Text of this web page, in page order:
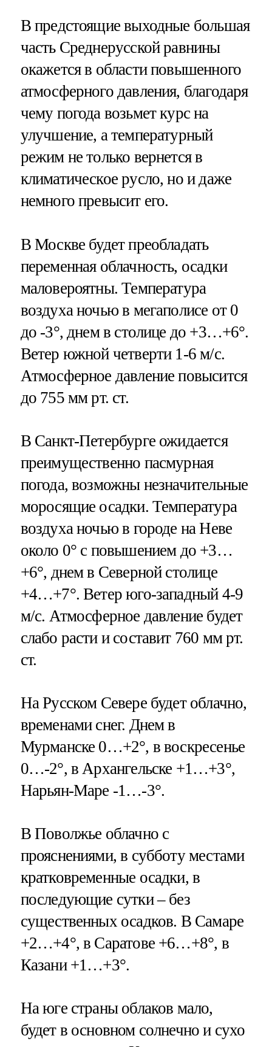
В предстоящие выходные большая
часть Среднерусской равнины
окажется в области повышенного
атмосферного давления, благодаря
чему погода возьмет курс на
улучшение, а температурный
режим не только вернется в
климатическое русло, но и даже
немного превысит его.
В Москве будет преобладать
переменная облачность, осадки
маловероятны. Температура
воздуха ночью в мегаполисе от 0
до -3°, днем в столице до +3…+6°.
Ветер южной четверти 1-6 м/с.
Атмосферное давление повысится
до 755 мм рт. ст.
В Санкт-Петербурге ожидается
преимущественно пасмурная
погода, возможны незначительные
моросящие осадки. Температура
воздуха ночью в городе на Неве
около 0° с повышением до +3…
+6°, днем в Северной столице
+4…+7°. Ветер юго-западный 4-9
м/с. Атмосферное давление будет
слабо расти и составит 760 мм рт.
ст.
На Русском Севере будет облачно,
временами снег. Днем в
Мурманске 0…+2°, в воскресенье
0…-2°, в Архангельске +1…+3°,
Нарьян-Маре -1…-3°.
В Поволжье облачно с
прояснениями, в субботу местами
кратковременные осадки, в
последующие сутки – без
существенных осадков. В Самаре
+2…+4°, в Саратове +6…+8°, в
Казани +1…+3°.
На юге страны облаков мало,
будет в основном солнечно и сухо